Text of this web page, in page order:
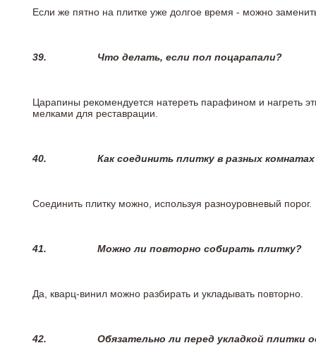
Если же пятно на плитке уже долгое время - можно
39. Что делать, если пол поцарапали?
Царапины рекомендуется натереть парафином и нагреть
мелками для реставрации.
40. Как соединить плитку в разных
Соединить плитку можно, используя разноуровневый порог.
41. Можно ли повторно собирать плитку?
Да, кварц-винил можно разбирать и укладывать повторно.
42. Обязательно ли перед укладкой плитки